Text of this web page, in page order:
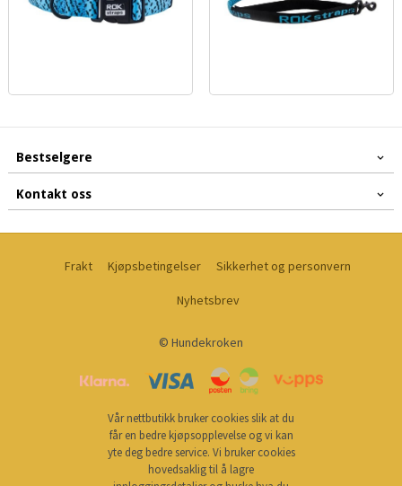
Bestselgere
Kontakt oss
Frakt Kjøpsbetingelser Sikkerhet og personvern
Nyhetsbrev
© Hundekroken
Vår nettbutikk bruker cookies slik at du
får en bedre kjøpsopplevelse og vi kan
yte deg bedre service. Vi bruker cookies
hovedsaklig til å lagre